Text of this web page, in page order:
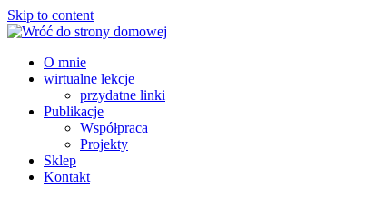
Skip to content
O mnie
wirtualne lekcje
przydatne linki
Publikacje
Współpraca
Projekty
Sklep
Kontakt